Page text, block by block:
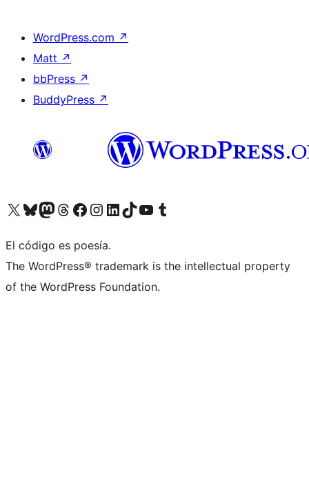
WordPress.com ↗
Matt ↗
bbPress ↗
BuddyPress ↗
Visit our X (formerly Twitter) account
Visit our Bluesky account
Visit our Mastodon account
Visit our Threads account
Visita nuestra página de Facebook
Visita nuestra cuenta de Instagram
Visita nuestra cuenta de LinkedIn
Visit our TikTok account
Visita nuestro canal de YouTube
Visit our Tumblr account
El código es poesía.
The WordPress® trademark is the intellectual property
of the WordPress Foundation.